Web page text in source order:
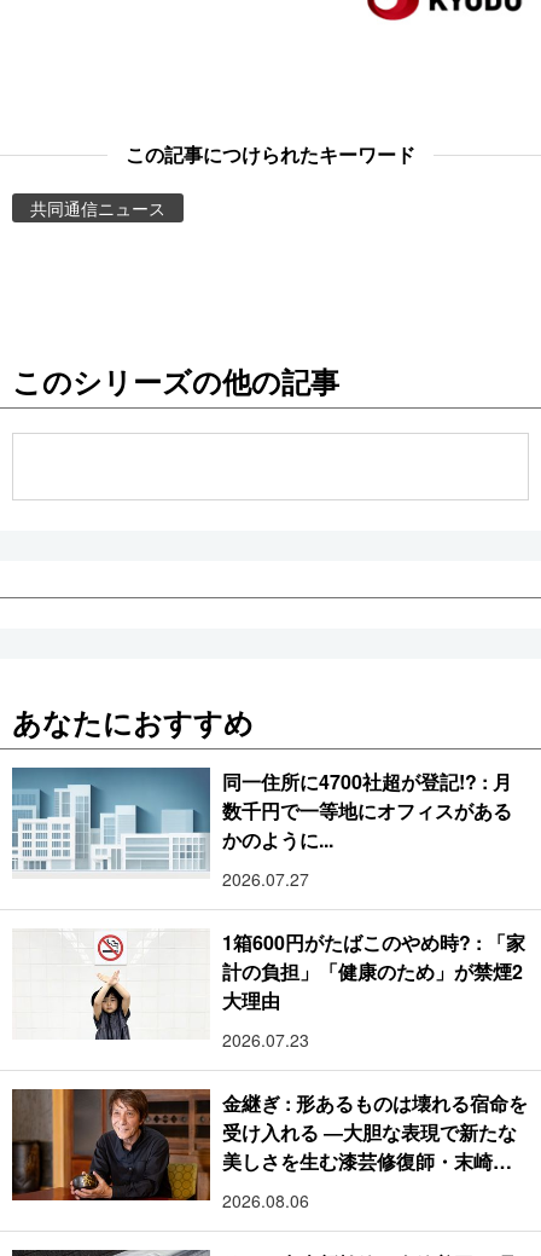
スポーツ・東京2020
Topics
Images
お知らせ
公式SNS
この記事につけられたキーワード
共同通信ニュース
このシリーズの他の記事
あなたにおすすめ
同一住所に4700社超が登記!? : 月
数千円で一等地にオフィスがある
かのように...
2026.07.27
1箱600円がたばこのやめ時? : 「家
計の負担」「健康のため」が禁煙2
大理由
2026.07.23
金継ぎ : 形あるものは壊れる宿命を
受け入れる ―大胆な表現で新たな
美しさを生む漆芸修復師・末崎広
樹
2026.08.06